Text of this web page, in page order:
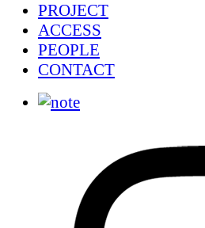
PROJECT
ACCESS
PEOPLE
CONTACT